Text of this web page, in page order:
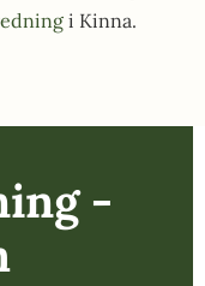
i Kinna.
-